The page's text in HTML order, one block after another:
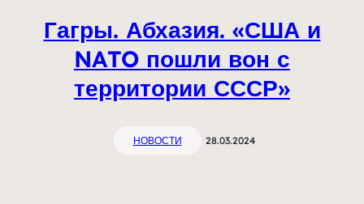
Гагры. Абхазия. «США и
NATO пошли вон с
территории СССР»
НОВОСТИ 28.03.2024